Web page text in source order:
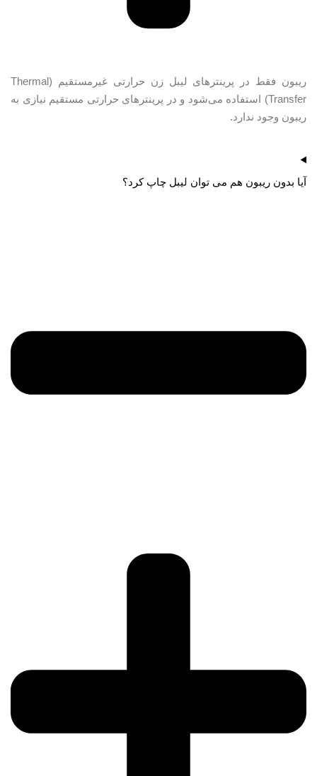
ریبون فقط در پرینترهای لیبل زن حرارتی غیرمستقیم (Thermal
Transfer) استفاده می‌شود و در پرینترهای حرارتی مستقیم نیازی به
ریبون وجود ندارد.
آیا بدون ریبون هم می توان لیبل چاپ کرد؟